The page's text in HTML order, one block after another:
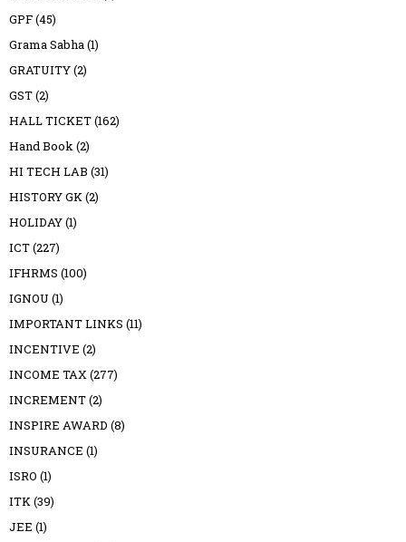
GPF(45)
Grama Sabha(1)
GRATUITY(2)
GST(2)
HALL TICKET(162)
Hand Book(2)
HI TECH LAB (31)
HISTORY GK(2)
HOLIDAY(1)
ICT(227)
IFHRMS (100)
IGNOU (1)
IMPORTANT LINKS (11)
INCENTIVE (2)
INCOME TAX(277)
INCREMENT(2)
INSPIRE AWARD (8)
INSURANCE (1)
ISRO (1)
ITK(39)
JEE (1)